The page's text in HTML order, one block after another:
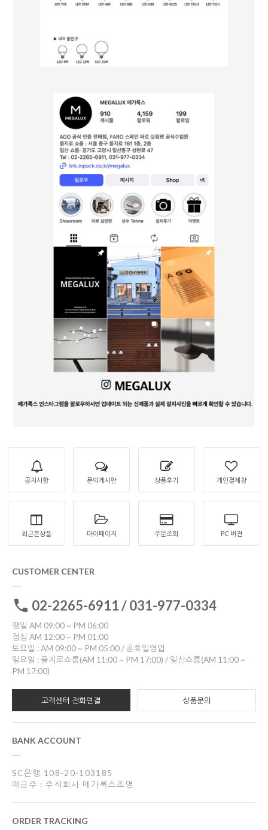
공지사항 문의게시판 상품후기 개인결제창
최근본상품 마이페이지 주문조회 PC 버젼
CUSTOMER CENTER
02-2265-6911 / 031-977-0334
평일 AM 09:00 ~ PM 06:00
점심 AM 12:00 ~ PM 01:00
토요일 : AM 09:00 ~ PM 05:00 / 공휴일영업
일요일 : 을지로쇼룸(AM 11:00 ~ PM 17:00) / 일산쇼룸(AM 11:00 ~
PM 17:00)
고객센터 전화연결 상품문의
BANK ACCOUNT
SC은행 108-20-103185
예금주 : 주식회사 메가룩스조명
ORDER TRACKING